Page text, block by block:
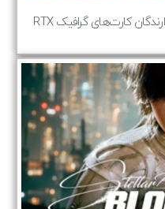
رفع مشکل کرش Battlefield 6 برای دارندگان کارت‌های گرافیک RTX